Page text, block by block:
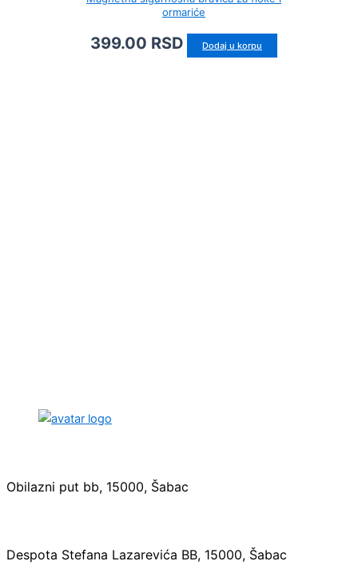
ormariće
399.00 RSD Dodaj u korpu
Obilazni put bb, 15000, Šabac
Despota Stefana Lazarevića BB, 15000, Šabac